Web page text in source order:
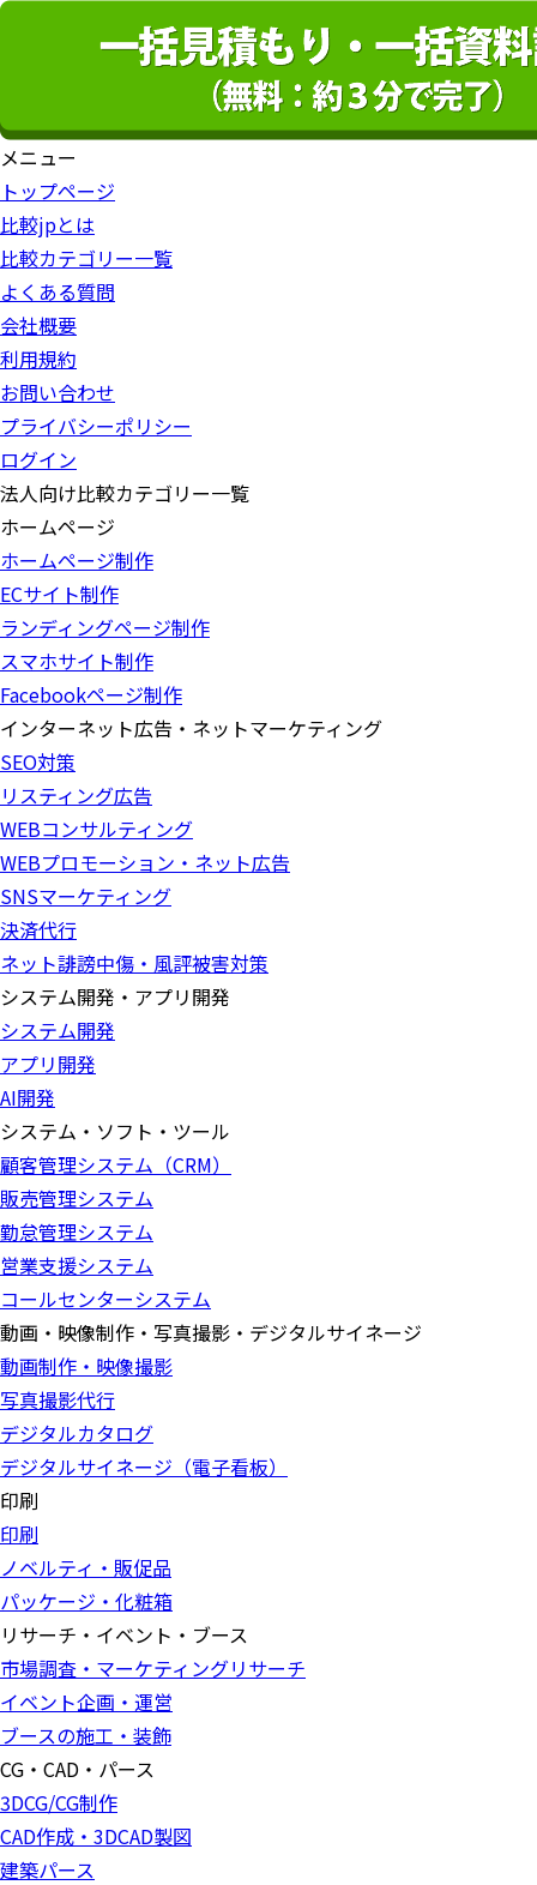
メニュー
トップページ
比較jpとは
比較カテゴリー一覧
よくある質問
会社概要
利用規約
お問い合わせ
プライバシーポリシー
ログイン
法人向け比較カテゴリー一覧
ホームページ
ホームページ制作
ECサイト制作
ランディングページ制作
スマホサイト制作
Facebookページ制作
インターネット広告・ネットマーケティング
SEO対策
リスティング広告
WEBコンサルティング
WEBプロモーション・ネット広告
SNSマーケティング
決済代行
ネット誹謗中傷・風評被害対策
システム開発・アプリ開発
システム開発
アプリ開発
AI開発
システム・ソフト・ツール
顧客管理システム（CRM）
販売管理システム
勤怠管理システム
営業支援システム
コールセンターシステム
動画・映像制作・写真撮影・デジタルサイネージ
動画制作・映像撮影
写真撮影代行
デジタルカタログ
デジタルサイネージ（電子看板）
印刷
印刷
ノベルティ・販促品
パッケージ・化粧箱
リサーチ・イベント・ブース
市場調査・マーケティングリサーチ
イベント企画・運営
ブースの施工・装飾
CG・CAD・パース
3DCG/CG制作
CAD作成・3DCAD製図
建築パース